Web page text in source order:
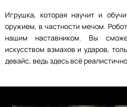
Игрушка, которая научит и
оружием, в частности мечом.
нашим наставником. Вы
искусством взмахов и ударов,
девайс, ведь здесь всё